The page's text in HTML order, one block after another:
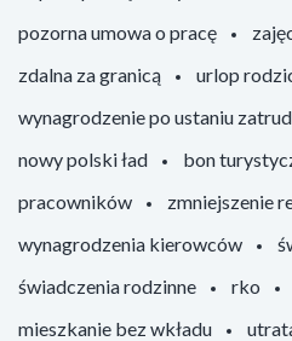
pozorna umowa o pracę
zdalna za granicą
urlop
wynagrodzenie po ustaniu
nowy polski ład
bon
pracowników
zmniejszenie
wynagrodzenia kierowców
świadczenia rodzinne
rko
mieszkanie bez wkładu